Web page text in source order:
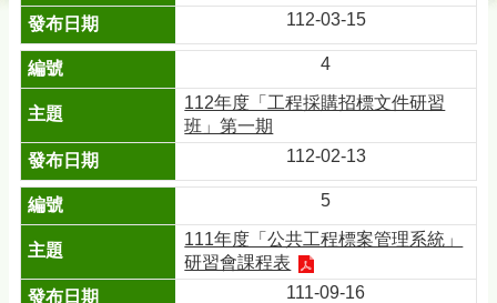
112-03-15
4
112年度「工程採購招標文件研習
班」第一期
112-02-13
5
111年度「公共工程標案管理系統」
研習會課程表
111-09-16